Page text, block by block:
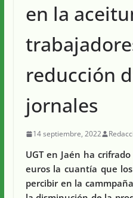
en la
reducción
jornales
14 septiembre, 2022
UGT en Jaén ha
euros la cuantía que
percibir en la